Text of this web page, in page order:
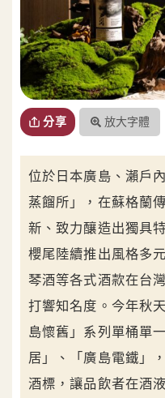
分享 放大字體
位於日本廣島、瀨戶
蒸餾所」，在蘇格蘭
新、致力釀造出獨具
櫻尾陸續推出風格多
琴酒等各式酒款在台
打響知名度。今年秋
島懷舊」系列單桶單
居」、「廣島電鐵」
酒標，讓品飲者在酒